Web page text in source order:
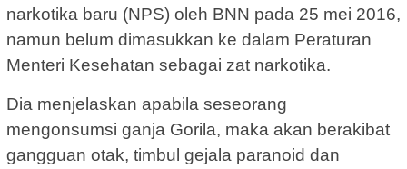
narkotika baru (NPS) oleh BNN pada 25 mei 2016,
namun belum dimasukkan ke dalam Peraturan
Menteri Kesehatan sebagai zat narkotika.
Dia menjelaskan apabila seseorang
mengonsumsi ganja Gorila, maka akan berakibat
gangguan otak, timbul gejala paranoid dan